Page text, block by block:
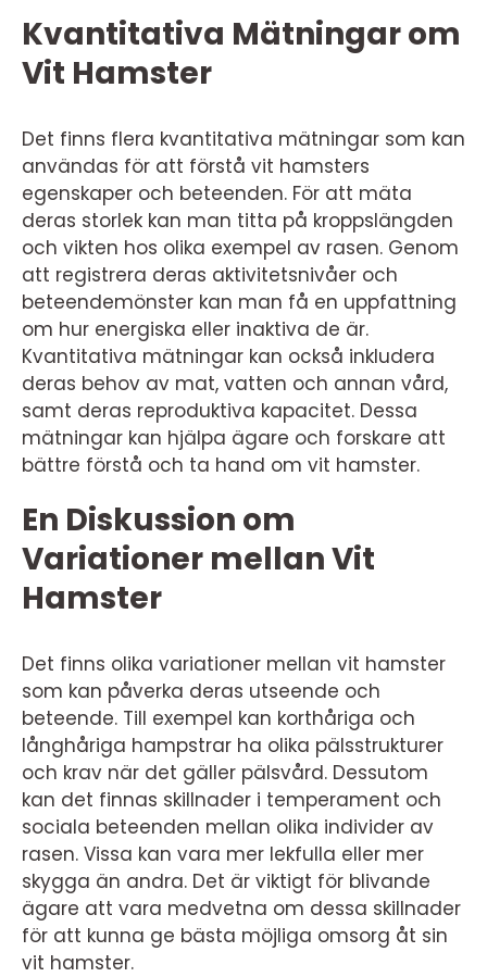
Kvantitativa Mätningar om
Vit Hamster
Det finns flera kvantitativa mätningar som kan
användas för att förstå vit hamsters
egenskaper och beteenden. För att mäta
deras storlek kan man titta på kroppslängden
och vikten hos olika exempel av rasen. Genom
att registrera deras aktivitetsnivåer och
beteendemönster kan man få en uppfattning
om hur energiska eller inaktiva de är.
Kvantitativa mätningar kan också inkludera
deras behov av mat, vatten och annan vård,
samt deras reproduktiva kapacitet. Dessa
mätningar kan hjälpa ägare och forskare att
bättre förstå och ta hand om vit hamster.
En Diskussion om
Variationer mellan Vit
Hamster
Det finns olika variationer mellan vit hamster
som kan påverka deras utseende och
beteende. Till exempel kan korthåriga och
långhåriga hampstrar ha olika pälsstrukturer
och krav när det gäller pälsvård. Dessutom
kan det finnas skillnader i temperament och
sociala beteenden mellan olika individer av
rasen. Vissa kan vara mer lekfulla eller mer
skygga än andra. Det är viktigt för blivande
ägare att vara medvetna om dessa skillnader
för att kunna ge bästa möjliga omsorg åt sin
vit hamster.